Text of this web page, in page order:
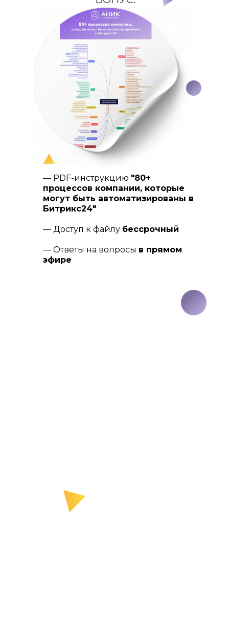
— PDF-инструкцию "80+
процессов компании, которые
могут быть автоматизированы в
Битрикс24"
— Доступ к файлу бессрочный
— Ответы на вопросы в прямом
эфире